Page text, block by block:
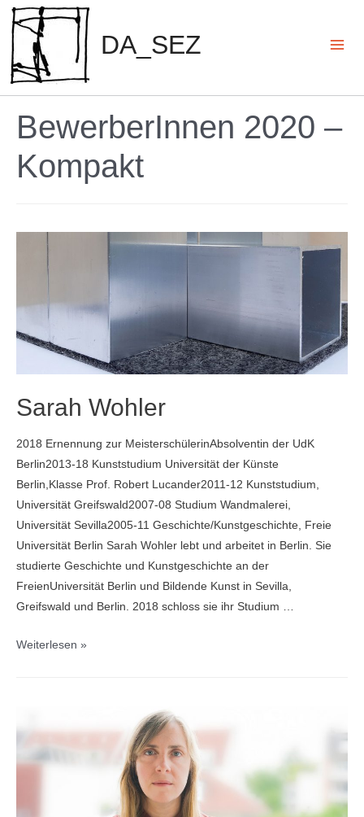
Zum
Inhalt
springen
DA_SEZ
BewerberInnen 2020 –
Kompakt
Sarah Wohler
2018 Ernennung zur MeisterschülerinAbsolventin der UdK
Berlin2013-18 Kunststudium Universität der Künste
Berlin,Klasse Prof. Robert Lucander2011-12 Kunststudium,
Universität Greifswald2007-08 Studium Wandmalerei,
Universität Sevilla2005-11 Geschichte/Kunstgeschichte, Freie
Universität Berlin Sarah Wohler lebt und arbeitet in Berlin. Sie
studierte Geschichte und Kunstgeschichte an der
FreienUniversität Berlin und Bildende Kunst in Sevilla,
Greifswald und Berlin. 2018 schloss sie ihr Studium …
Sarah
Weiterlesen »